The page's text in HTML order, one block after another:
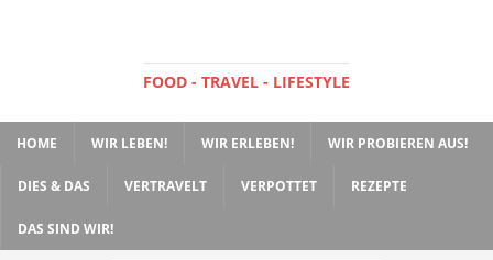
FOOD - TRAVEL - LIFESTYLE
HOME WIR LEBEN! WIR ERLEBEN! WIR PROBIEREN AUS!
DIES & DAS VERTRAVELT VERPOTTET REZEPTE
DAS SIND WIR!